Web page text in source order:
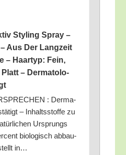
Sty­ling Spray –
– Aus Der Lang­zeit
– Haar­typ: Fein,
Platt – Der­ma­to­lo­
: Der­ma­
– Inhalts­stof­fe zu
Ursprungs
bio­lo­gisch abbau­
in…